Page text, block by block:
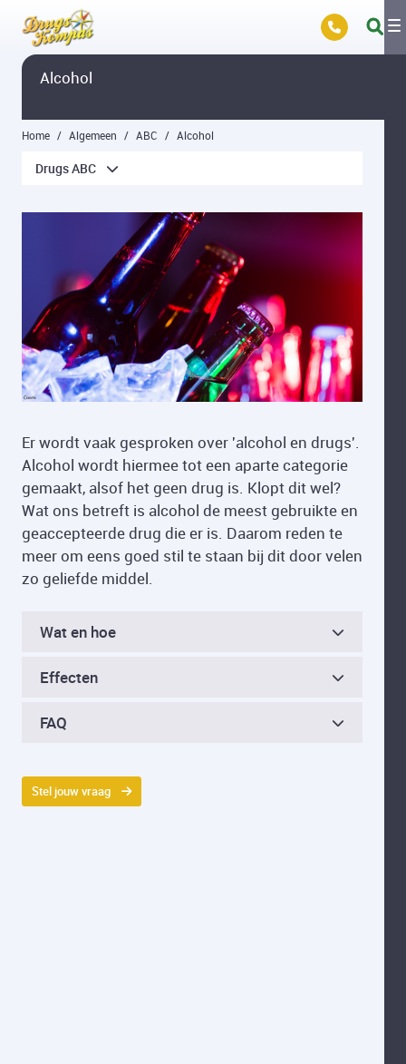
Overslaan en naar hoofdinhoud gaan
Alcohol
Home Algemeen ABC Alcohol
Drugs ABC
Er wordt vaak gesproken over 'alcohol en drugs'.
Alcohol wordt hiermee tot een aparte categorie
gemaakt, alsof het geen drug is. Klopt dit wel?
Wat ons betreft is alcohol de meest gebruikte en
geaccepteerde drug die er is. Daarom reden te
meer om eens goed stil te staan bij dit door velen
zo geliefde middel.
Wat en hoe
Effecten
FAQ
Stel jouw vraag